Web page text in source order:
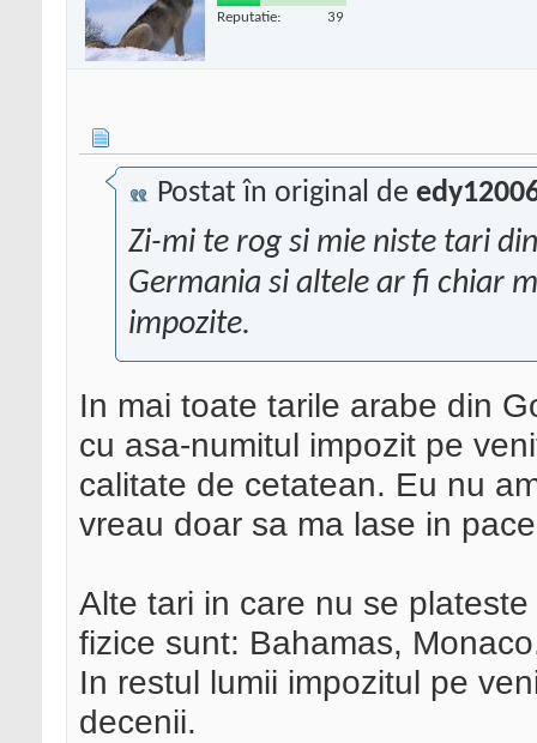
Reputatie: 39
Postat în original de
Zi-mi te rog si mie niste tari
Germania si altele ar fi chiar
impozite.
In mai toate tarile arabe din
cu asa-numitul impozit pe
calitate de cetatean. Eu nu
vreau doar sa ma lase in
Alte tari in care nu se
fizice sunt: Bahamas,
In restul lumii impozitul pe
decenii.